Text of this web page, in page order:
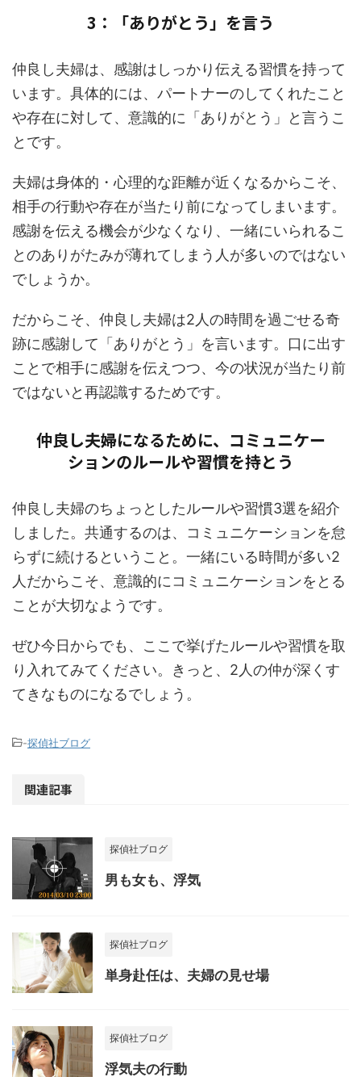
3：「ありがとう」を言う
仲良し夫婦は、感謝はしっかり伝える習慣を持って
います。具体的には、パートナーのしてくれたこと
や存在に対して、意識的に「ありがとう」と言うこ
とです。
夫婦は身体的・心理的な距離が近くなるからこそ、
相手の行動や存在が当たり前になってしまいます。
感謝を伝える機会が少なくなり、一緒にいられるこ
とのありがたみが薄れてしまう人が多いのではない
でしょうか。
だからこそ、仲良し夫婦は2人の時間を過ごせる奇
跡に感謝して「ありがとう」を言います。口に出す
ことで相手に感謝を伝えつつ、今の状況が当たり前
ではないと再認識するためです。
仲良し夫婦になるために、コミュニケー
ションのルールや習慣を持とう
仲良し夫婦のちょっとしたルールや習慣3選を紹介
しました。共通するのは、コミュニケーションを怠
らずに続けるということ。一緒にいる時間が多い2
人だからこそ、意識的にコミュニケーションをとる
ことが大切なようです。
ぜひ今日からでも、ここで挙げたルールや習慣を取
り入れてみてください。きっと、2人の仲が深くす
てきなものになるでしょう。
-探偵社ブログ
関連記事
探偵社ブログ
男も女も、浮気
探偵社ブログ
単身赴任は、夫婦の見せ場
探偵社ブログ
浮気夫の行動